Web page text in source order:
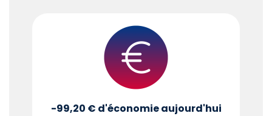
-99,20 € d'économie aujourd'hui